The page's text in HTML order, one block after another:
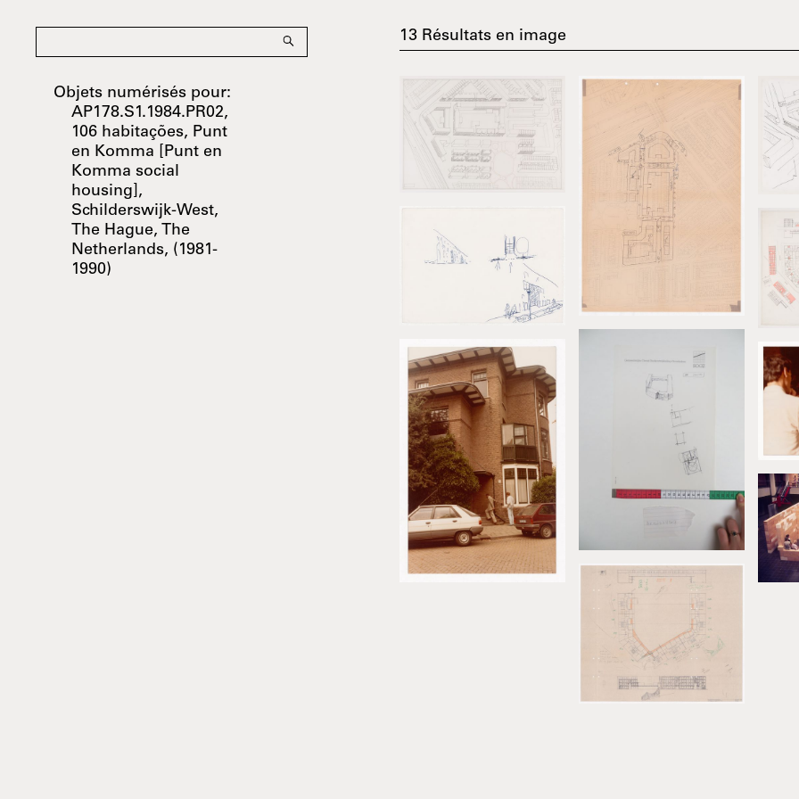
Objets numérisés pour:
AP178.S1.1984.PR02,
106 habitações, Punt
en Komma [Punt en
Komma social
housing],
Schilderswijk-West,
The Hague, The
Netherlands, (1981-
1990)
13 Résultats en image